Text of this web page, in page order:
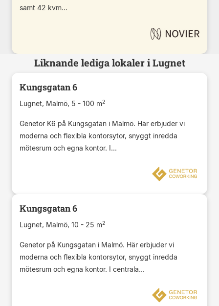
samt 42 kvm...
Liknande lediga lokaler i Lugnet
Kungsgatan 6
Lugnet, Malmö, 5 - 100 m2
Genetor K6 på Kungsgatan i Malmö. Här erbjuder vi
moderna och flexibla kontorsytor, snyggt inredda
mötesrum och egna kontor. I...
Kungsgatan 6
Lugnet, Malmö, 10 - 25 m2
Genetor på Kungsgatan i Malmö. Här erbjuder vi
moderna och flexibla kontorsytor, snyggt inredda
mötesrum och egna kontor. I centrala...